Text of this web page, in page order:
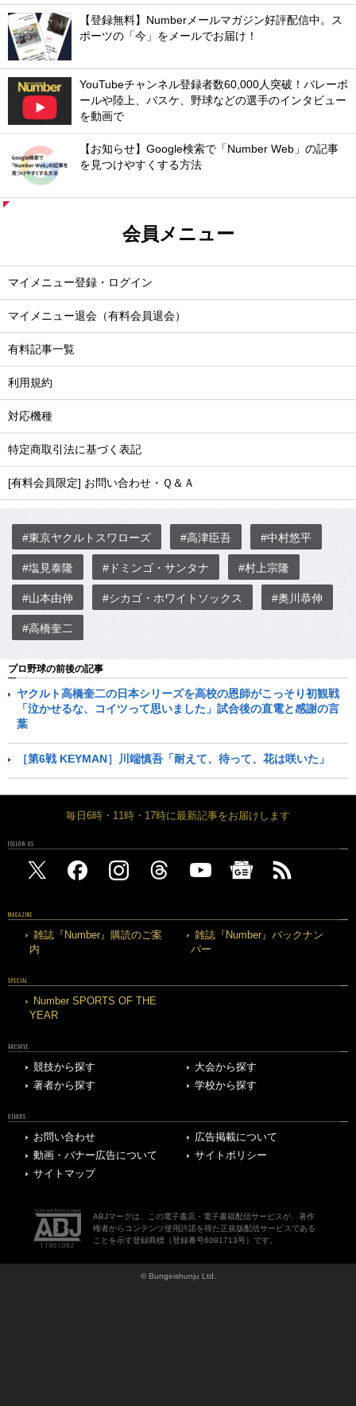
【登録無料】Numberメールマガジン好評配信中。ス
ポーツの「今」をメールでお届け！
YouTubeチャンネル登録者数60,000人突破！バレーボ
ールや陸上、バスケ、野球などの選手のインタビュー
を動画で
【お知らせ】Google検索で「Number Web」の記事
を見つけやすくする方法
会員メニュー
マイメニュー登録・ログイン
マイメニュー退会（有料会員退会）
有料記事一覧
利用規約
対応機種
特定商取引法に基づく表記
[有料会員限定] お問い合わせ・Ｑ＆Ａ
#東京ヤクルトスワローズ #高津臣吾 #中村悠平
#塩見泰隆 #ドミンゴ・サンタナ #村上宗隆
#山本由伸 #シカゴ・ホワイトソックス #奥川恭伸
#高橋奎二
プロ野球の前後の記事
ヤクルト高橋奎二の日本シリーズを高校の恩師がこっそり初観戦
「泣かせるな、コイツって思いました」試合後の直電と感謝の言
葉
［第6戦 KEYMAN］川端慎吾「耐えて、待って、花は咲いた」
毎日6時・11時・17時に最新記事をお届けします
FOLLOW US
MAGAZINE
雑誌『Number』購読のご案
内
雑誌『Number』バックナン
バー
SPECIAL
Number SPORTS OF THE
YEAR
ARCHIVE
競技から探す
大会から探す
著者から探す
学校から探す
OTHERS
お問い合わせ
広告掲載について
動画・バナー広告について
サイトポリシー
サイトマップ
ABJマークは、この電子書店・電子書籍配信サービスが、著作
権者からコンテンツ使用許諾を得た正規版配信サービスである
ことを示す登録商標（登録番号6091713号）です。
© Bungeishunju Ltd.